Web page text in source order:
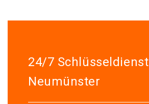
24/7 Schlüsseldienst
Neumünster